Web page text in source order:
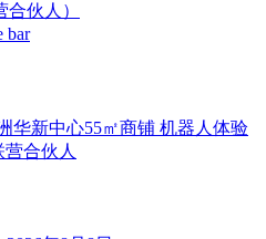
伙人）
bar
华新中心55㎡商铺 机器人体验
合伙人